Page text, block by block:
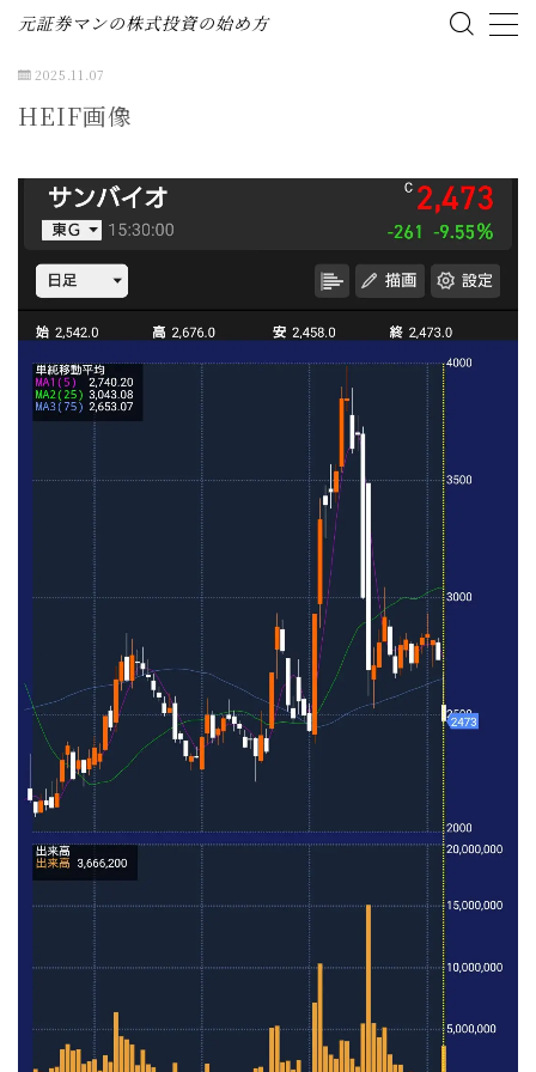
元証券マンの株式投資の始め方
MENU
株式投資の始め方
投資ブログ（資産公開）
企業分析（個別株）
2025.11.07
HEIF画像